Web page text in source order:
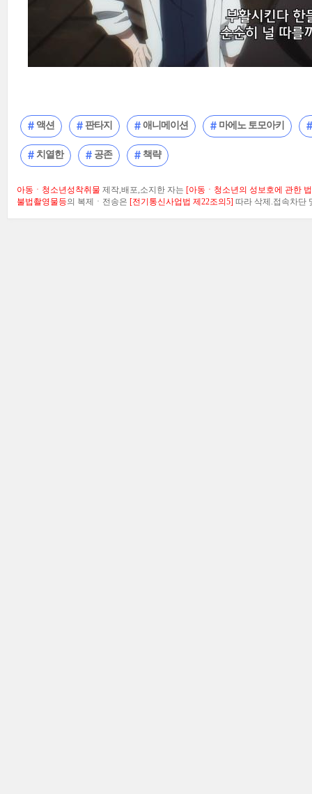
액션 판타지 애니메이션 마에노 토모아키
치열한 공존 책략
아동ㆍ청소년성착취물 제작,배포,소지한 자는 [아동ㆍ청소년의 성보호에 관한
불법촬영물등의 복제ㆍ전송은 [전기통신사업법 제22조의5] 따라 삭제.접속차단